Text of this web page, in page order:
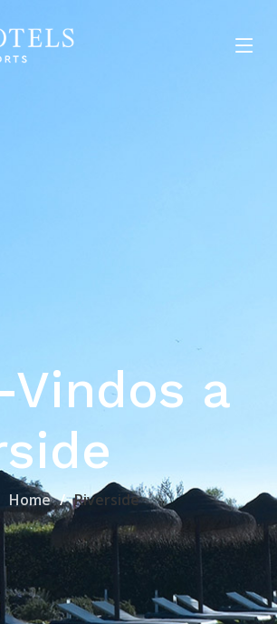
Vindos a
Home Riverside